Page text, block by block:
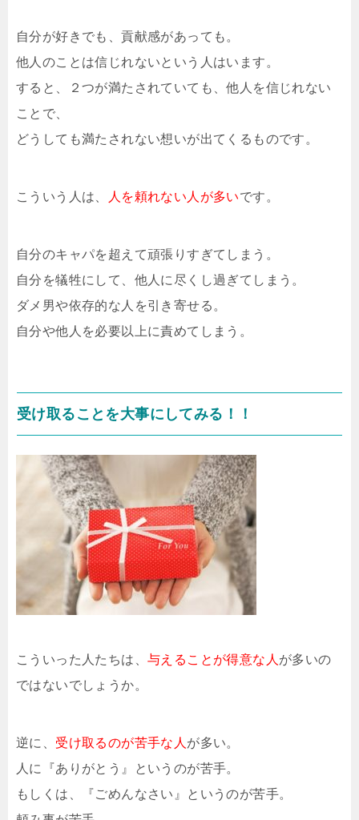
自分が好きでも、貢献感があっても。
他人のことは信じれないという人はいます。
すると、２つが満たされていても、他人を信じれない
ことで、
どうしても満たされない想いが出てくるものです。
こういう人は、 人を頼れない人が多いです。
自分のキャパを超えて頑張りすぎてしまう。
自分を犠牲にして、他人に尽くし過ぎてしまう。
ダメ男や依存的な人を引き寄せる。
自分や他人を必要以上に責めてしまう。
受け取ることを大事にしてみる！！
こういった人たちは、 与えることが得意な人 が多いの
ではないでしょうか。
逆に、 受け取るのが苦手な人 が多い。
人に『ありがとう』というのが苦手。
もしくは、『ごめんなさい』というのが苦手。